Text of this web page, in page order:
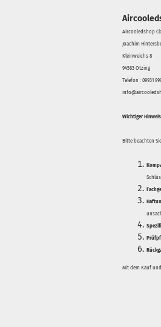
Aircooledshop
Joachim
Kleinweichs 8
94563 Otzing
Telefon : 09931
Wichtiger
Bitte beachten
Mit dem Kauf